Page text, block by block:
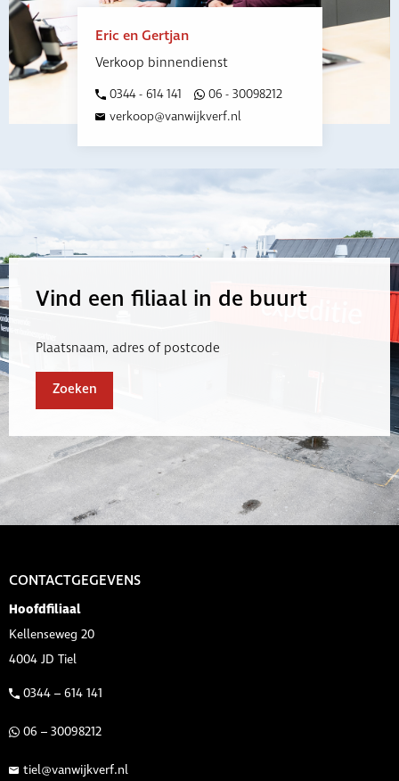
Eric en Gertjan
Verkoop binnendienst
0344 - 614 141
06 - 30098212
verkoop@vanwijkverf.nl
Vind een filiaal in de buurt
Plaatsnaam, adres of postcode
Zoeken
CONTACTGEGEVENS
Hoofdfiliaal
Kellenseweg 20
4004 JD Tiel
0344 – 614 141
06 – 30098212
tiel@vanwijkverf.nl